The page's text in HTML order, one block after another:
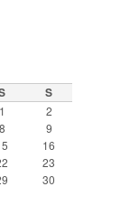
S
1
2
8
9
16
23
30